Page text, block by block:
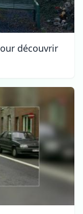
découvrir